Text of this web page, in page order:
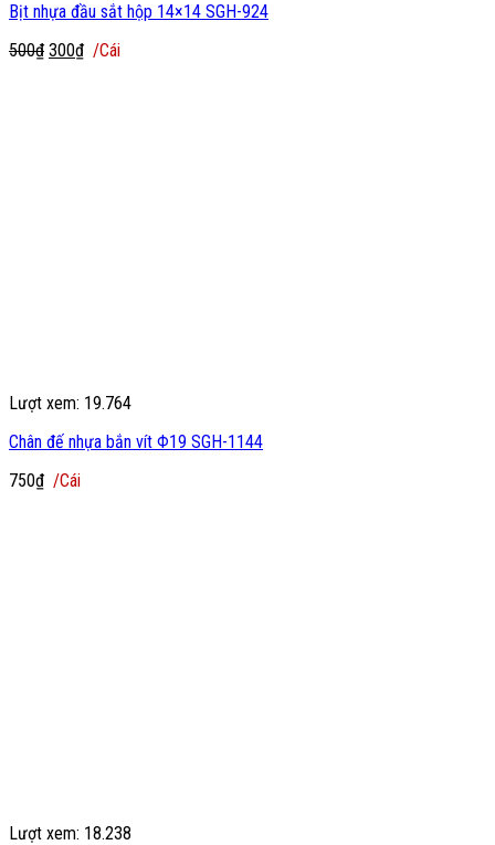
Bịt nhựa đầu sắt hộp 14×14 SGH-924
500₫ Giá
300₫Giá/Cái
Lượt xem: 19.764
Chân đế nhựa bắn vít Φ19 SGH-1144
750₫ /Cái
Lượt xem: 18.238